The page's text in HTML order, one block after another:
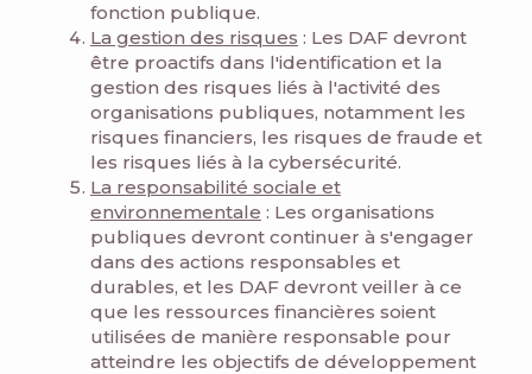
fonction publique.
La gestion des risques : Les DAF devront
être proactifs dans l'identification et la
gestion des risques liés à l'activité des
organisations publiques, notamment les
risques financiers, les risques de fraude et
les risques liés à la cybersécurité.
La responsabilité sociale et
environnementale : Les organisations
publiques devront continuer à s'engager
dans des actions responsables et
durables, et les DAF devront veiller à ce
que les ressources financières soient
utilisées de manière responsable pour
atteindre les objectifs de développement